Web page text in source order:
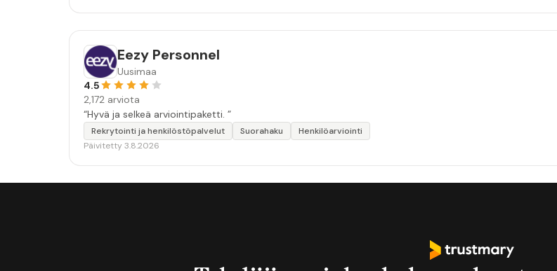
Eezy Personnel
Uusimaa
4.5
2,172 arviota
“Hyvä ja selkeä arviointipaketti. ”
Rekrytointi ja henkilöstöpalvelut Suorahaku
Henkilöarviointi
Päivitetty 3.8.2026